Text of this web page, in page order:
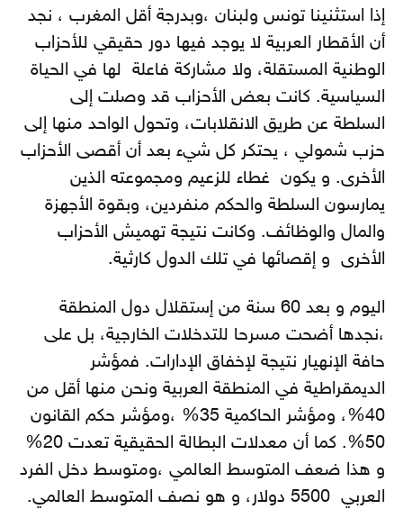
إذا استثنينا تونس ولبنان ،وبدرجة أقل المغرب ، نجد
أن الأقطار العربية لا يوجد فيها دور حقيقي للأحزاب
الوطنية المستقلة، ولا مشاركة فاعلة لها في الحياة
السياسية. كانت بعض الأحزاب قد وصلت إلى
السلطة عن طريق الانقلابات، وتحول الواحد منها إلى
حزب شمولي ، يحتكر كل شيء بعد أن أقصى الأحزاب
الأخرى. و يكون غطاء للزعيم ومجموعته الذين
يمارسون السلطة والحكم منفردين، وبقوة الأجهزة
والمال والوظائف. وكانت نتيجة تهميش الأحزاب
الأخرى و إقصائها في تلك الدول كارثية.
اليوم و بعد 60 سنة من إستقلال دول المنطقة
،نجدها أضحت مسرحا للتدخلات الخارجية، بل على
حافة الإنهيار نتيجة لإخفاق الإدارات. فمؤشر
الديمقراطية في المنطقة العربية ونحن منها أقل من
40%، ومؤشر الحاكمية 35% ،ومؤشر حكم القانون
50%. كما أن معدلات البطالة الحقيقية تعدت 20%
و هذا ضعف المتوسط العالمي ،ومتوسط دخل الفرد
العربي 5500 دولار، و هو نصف المتوسط العالمي.